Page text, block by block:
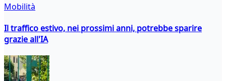
Mobilità
Il traffico estivo, nei prossimi anni, potrebbe sparire
grazie all'IA